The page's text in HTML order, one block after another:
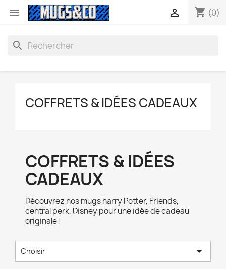
 shopping_cart (0)

search
COFFRETS & IDÉES CADEAUX
COFFRETS & IDÉES
CADEAUX
Découvrez nos mugs harry Potter, Friends,
central perk, Disney pour une idée de cadeau
originale !
Choisir 